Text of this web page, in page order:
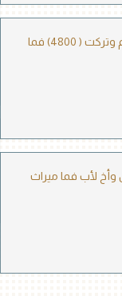
س: ماتت وتركت زوجًا وأمًا وأختًا شقيقة وأختًا لأم وتركت ( 4800) فما
لأب فما ميراث